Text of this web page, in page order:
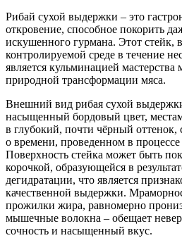
Рибай сухой выдержки – это
откровение, способное покорить
искушенного гурмана. Этот стейк,
контролируемой среде в течение
является кульминацией мастерства
природной трансформации мяса.
Внешний вид рибая сухой
насыщенный бордовый цвет,
в глубокий, почти чёрный оттенок,
о времени, проведенном в процессе
Поверхность стейка может быть
корочкой, образующейся в
дегидратации, что является
качественной выдержки.
прожилки жира, равномерно
мышечные волокна – обещает
сочность и насыщенный вкус.